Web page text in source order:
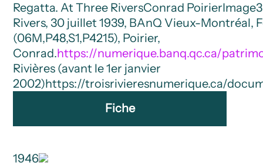
Regatta. At Three RiversConrad PoirierImage
Rivers, 30 juillet 1939, BAnQ Vieux-Montréal,
(06M,P48,S1,P4215), Poirier,
Conrad.https://numerique.banq.qc.ca/
Rivières (avant le 1er janvier
2002)https://troisrivieresnumerique.ca/
Fiche
1946